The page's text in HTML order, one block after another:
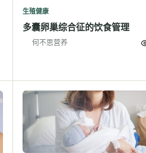
生殖健康
多囊卵巢综合征的饮食管理
何不思营养